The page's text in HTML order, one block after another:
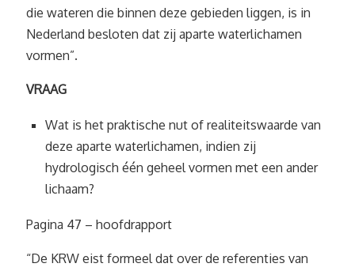
die wateren die binnen deze gebieden liggen, is in
Nederland besloten dat zij aparte waterlichamen
vormen”.
VRAAG
Wat is het praktische nut of realiteitswaarde van
deze aparte waterlichamen, indien zij
hydrologisch één geheel vormen met een ander
lichaam?
Pagina 47 – hoofdrapport
“De KRW eist formeel dat over de referenties van